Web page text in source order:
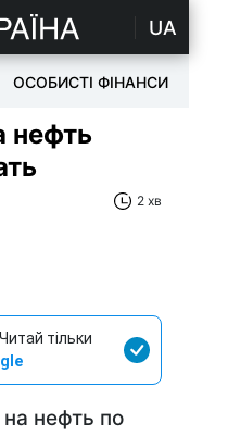
UA
ОСОБИСТІ ФІНАНСИ
нефть
2 хв
тільки
нефть по